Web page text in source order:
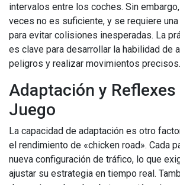
intervalos entre los coches. Sin
veces no es suficiente, y se requiere
para evitar colisiones inesperadas. La
es clave para desarrollar la habilidad de
peligros y realizar movimientos precisos.
Adaptación y Reflexes
Juego
La capacidad de adaptación es otro
el rendimiento de «chicken road». Cada
nueva configuración de tráfico, lo que
ajustar su estrategia en tiempo real.